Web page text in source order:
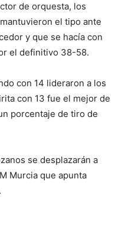
de orquesta, los
el tipo ante
y que se hacía con
el definitivo 38-58.
con 14 lideraron a los
con 13 fue el mejor de
porcentaje de tiro de
se desplazarán a
Murcia que apunta